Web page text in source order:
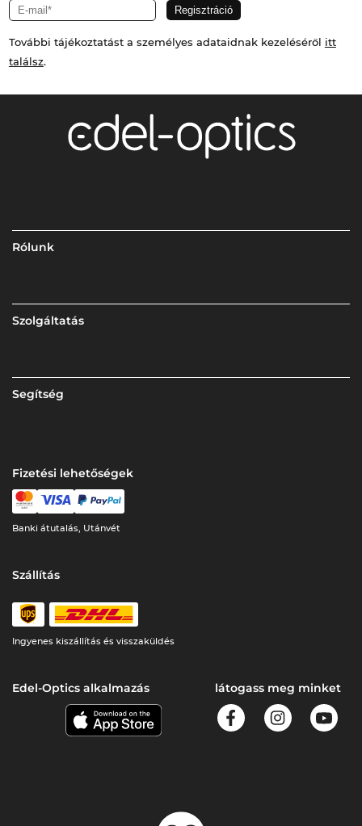
További tájékoztatást a személyes adataidnak kezeléséről itt
találsz.
Rólunk
Szolgáltatás
Segítség
Fizetési lehetőségek
Banki átutalás, Utánvét
Szállítás
Ingyenes kiszállítás és visszaküldés
Edel-Optics alkalmazás látogass meg minket